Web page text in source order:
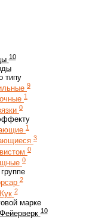
10
типу
9
1
0
1
3
0
0
2
2
марке
10